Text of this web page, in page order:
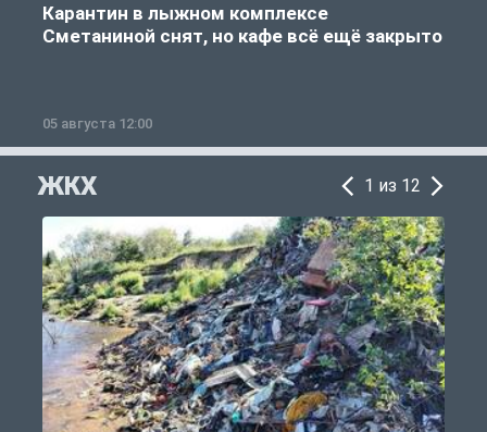
Карантин в лыжном комплексе
Сметаниной снят, но кафе всё ещё закрыто
05 августа 12:00
ЖКХ 1 из 12